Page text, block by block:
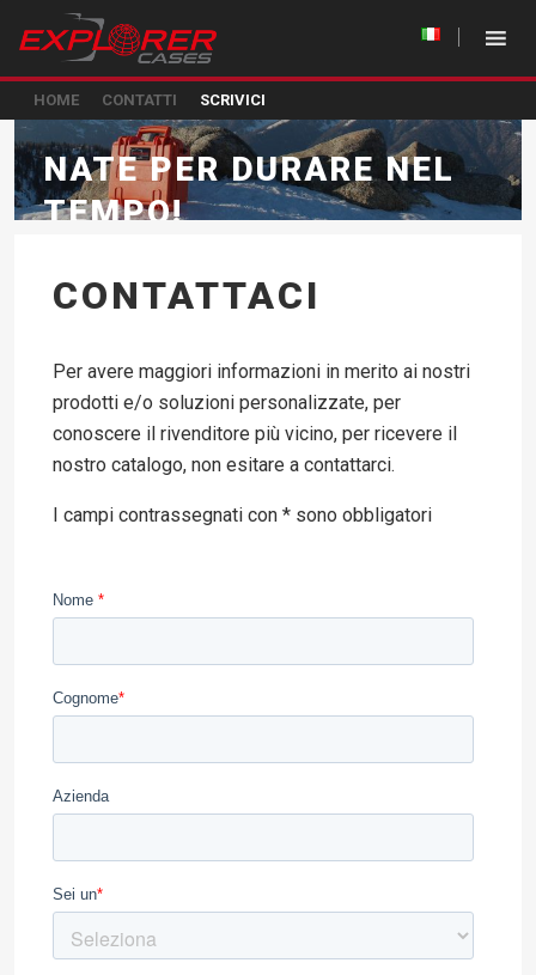
HOME CONTATTI SCRIVICI
NATE PER DURARE NEL
TEMPO!
CONTATTACI
Per avere maggiori informazioni in merito ai nostri
prodotti e/o soluzioni personalizzate, per
conoscere il rivenditore più vicino, per ricevere il
nostro catalogo, non esitare a contattarci.
I campi contrassegnati con * sono obbligatori